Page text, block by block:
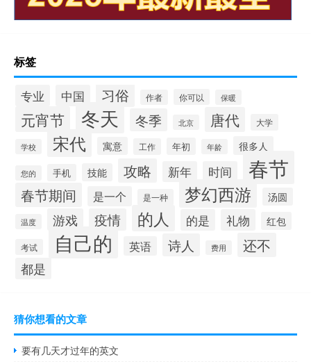
标签
专业 中国 习俗 作者 你可以 保暖
元宵节 冬天 冬季 北京 唐代 大学
学校 宋代 寓意 工作 年初 年龄 很多人
您的 手机 技能 攻略 新年 时间 春节
春节期间 是一个 是一种 梦幻西游 汤圆
温度 游戏 疫情 的人 的是 礼物 红包
考试 自己的 英语 诗人 费用 还不
都是
猜你想看的文章
要有几天才过年的英文